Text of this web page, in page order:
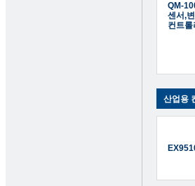
QM-
센서,
컨트
산업용